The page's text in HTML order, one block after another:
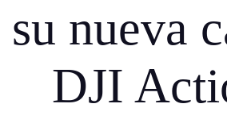
nueva
DJI